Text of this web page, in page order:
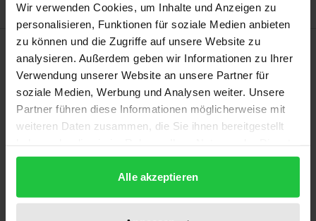
Wir verwenden Cookies, um Inhalte und Anzeigen zu
personalisieren, Funktionen für soziale Medien anbieten
zu können und die Zugriffe auf unsere Website zu
analysieren. Außerdem geben wir Informationen zu Ihrer
Verwendung unserer Website an unsere Partner für
soziale Medien, Werbung und Analysen weiter. Unsere
Partner führen diese Informationen möglicherweise mit
weiteren Daten zusammen, die Sie ihnen bereitgestellt
gesammelt haben.
Alle akzeptieren
Beschreibung
Außerordentliche wirtschaftliche Krisensituationen
bedürfen außerordentlicher Maßnahmen. Aber wie
weit darf die Politik die verfassungsrechtlichen
rechtfertigt die Finanzmarktkrise auch die
Finanzsektors durch Enteignung, wie sie im Fall der